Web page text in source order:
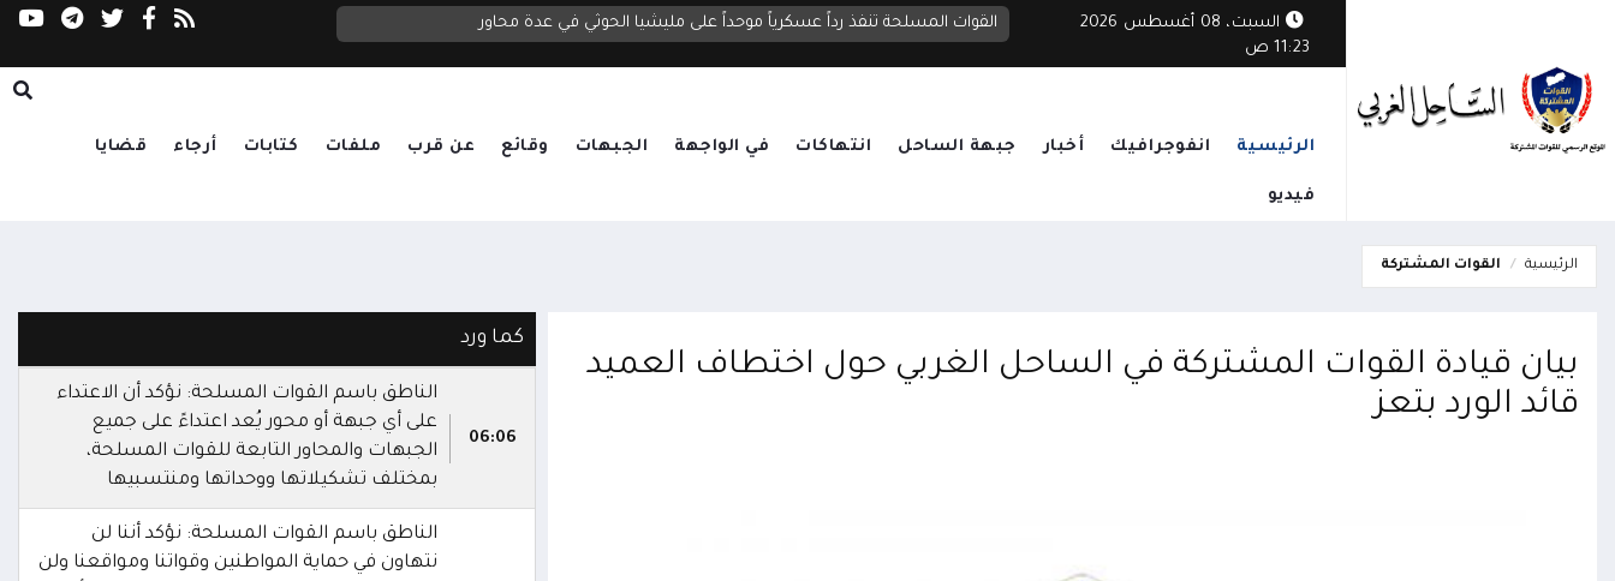
السبت، 08 أغسطس 2026
11:23 ص
القوات المسلحة تنفذ رداً عسكرياً موحداً على مليشيا الحوثي في عدة محاور
السعدي يحذر مجلس الأمن: الحوثيون يستغلون التهدئة لإعادة التموضع وتكديس الأسلحة اليمن لمجلس الأمن: التصعيد الحوثي بدعم
الرئيسية انفوجرافيك أخبار جبهة الساحل انتهاكات في الواجهة الجبهات وقائع عن قرب ملفات كتابات أرجاء قضايا
فيديو
الرئيسية القوات المشتركة
بيان قيادة القوات المشتركة في الساحل الغربي حول اختطاف العميد
قائد الورد بتعز
كما ورد
06:06
الناطق باسم القوات المسلحة: نؤكد أن الاعتداء
على أي جبهة أو محور يُعد اعتداءً على جميع
الجبهات والمحاور التابعة للقوات المسلحة،
بمختلف تشكيلاتها ووحداتها ومنتسبيها
الناطق باسم القوات المسلحة: نؤكد أننا لن
نتهاون في حماية المواطنين وقواتنا ومواقعنا ولن